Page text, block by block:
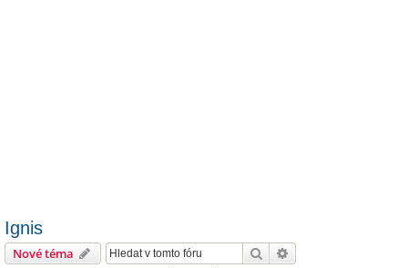
Ignis
Nové téma Hledat